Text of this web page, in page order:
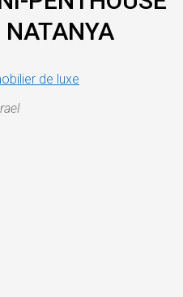
NATANYA
de luxe